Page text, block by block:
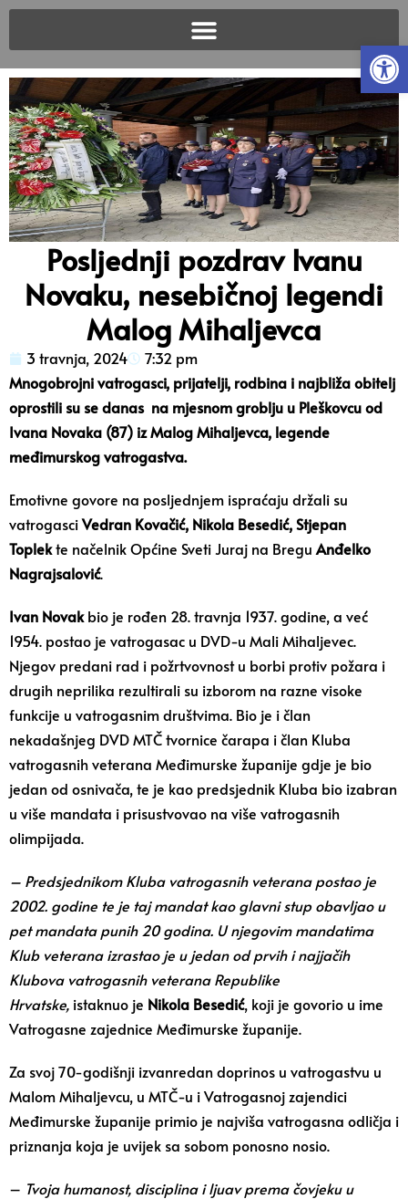
Posljednji pozdrav Ivanu
Novaku, nesebičnoj legendi
Malog Mihaljevca
3 travnja, 2024
7:32 pm
Mnogobrojni vatrogasci, prijatelji, rodbina i najbliža obitelj
oprostili su se danas na mjesnom groblju u Pleškovcu od
Ivana Novaka (87) iz Malog Mihaljevca, legende
međimurskog vatrogastva.
Emotivne govore na posljednjem ispraćaju držali su
vatrogasciVedran Kovačić, Nikola Besedić, Stjepan
Toplekte načelnik Općine Sveti Juraj na Bregu Anđelko
Nagrajsalović.
Ivan Novakbio je rođen 28. travnja 1937. godine, a već
1954. postao je vatrogasac u DVD-u Mali Mihaljevec.
Njegov predani rad i požrtvovnost u borbi protiv požara i
drugih neprilika rezultirali su izborom na razne visoke
funkcije u vatrogasnim društvima. Bio je i član
nekadašnjeg DVD MTČ tvornice čarapa i član Kluba
vatrogasnih veterana Međimurske županije gdje je bio
jedan od osnivača, te je kao predsjednik Kluba bio izabran
u više mandata i prisustvovao na više vatrogasnih
olimpijada.
– Predsjednikom Kluba vatrogasnih veterana postao je
2002. godine te je taj mandat kao glavni stup obavljao u
pet mandata punih 20 godina. U njegovim mandatima
Klub veterana izrastao je u jedan od prvih i najjačih
Klubova vatrogasnih veterana Republike
Hrvatske, istaknuo je Nikola Besedić, koji je govorio u ime
Vatrogasne zajednice Međimurske županije.
Za svoj 70-godišnji izvanredan doprinos u vatrogastvu u
Malom Mihaljevcu, u MTČ-u i Vatrogasnoj zajendici
Međimurske županije primio je najviša vatrogasna odličja i
priznanja koja je uvijek sa sobom ponosno nosio.
– Tvoja humanost, disciplina i ljuav prema čovjeku u